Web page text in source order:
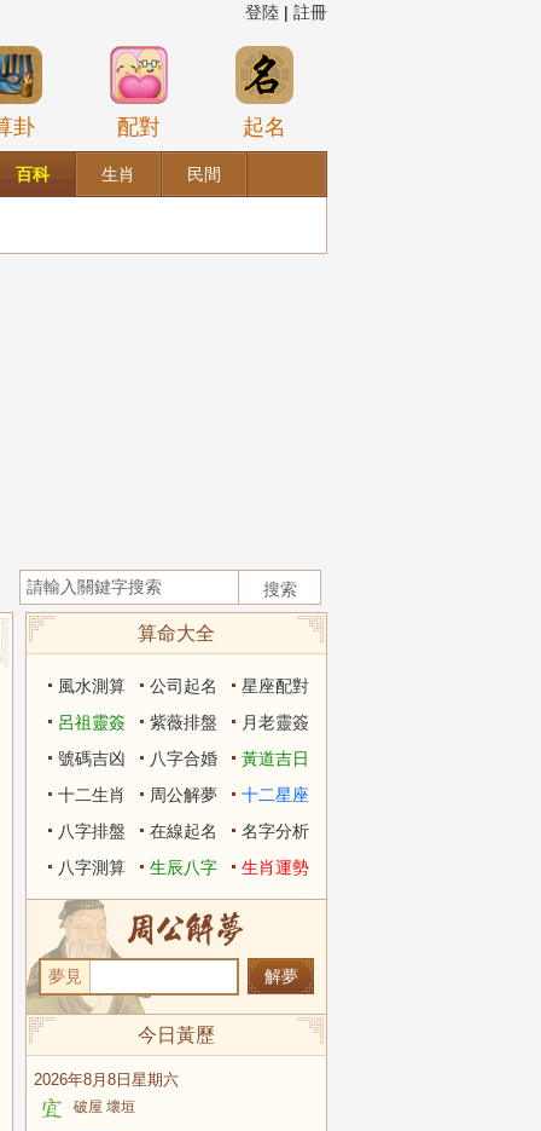
登陸 | 註冊
卦 配對 起名
百科 生肖 民間
算命大全
風水測算 公司起名
星座配對
呂祖靈簽
紫薇排盤
月老靈簽
號碼吉凶
八字合婚
黃道吉日
十二生肖
周公解夢
十二星座
八字排盤
在線起名
名字分析
八字測算
生辰八字 生肖運勢
夢見
今日黃歷
2026年8月8日星期六
破屋 壞垣